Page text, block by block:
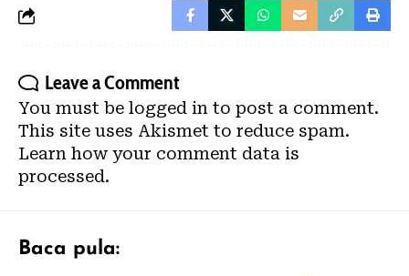
Leave a Comment
You must be logged in to post a comment.
This site uses Akismet to reduce spam.
Learn how your comment data is
processed.
Baca pula: